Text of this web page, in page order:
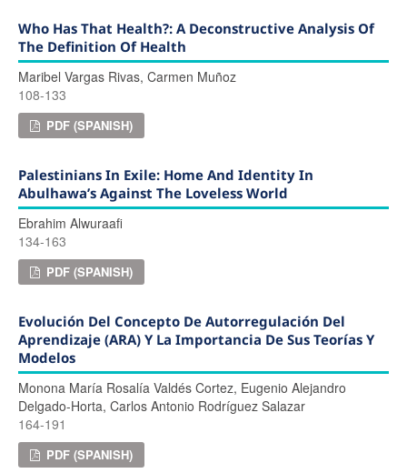
Who Has That Health?: A Deconstructive Analysis Of
The Definition Of Health
Maribel Vargas Rivas, Carmen Muñoz
108-133
PDF (SPANISH)
Palestinians In Exile: Home And Identity In
Abulhawa’s Against The Loveless World
Ebrahim Alwuraafi
134-163
PDF (SPANISH)
Evolución Del Concepto De Autorregulación Del
Aprendizaje (ARA) Y La Importancia De Sus Teorías Y
Modelos
Monona María Rosalía Valdés Cortez, Eugenio Alejandro
Delgado-Horta, Carlos Antonio Rodríguez Salazar
164-191
PDF (SPANISH)